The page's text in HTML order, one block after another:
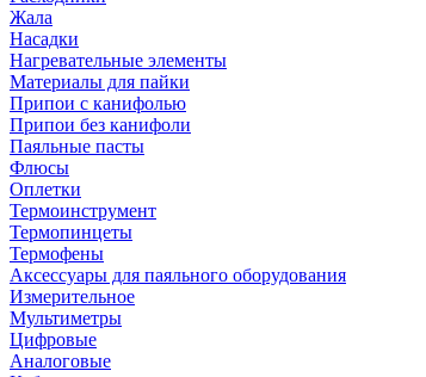
Жала
Насадки
Нагревательные элементы
Материалы для пайки
Припои с канифолью
Припои без канифоли
Паяльные пасты
Флюсы
Оплетки
Термоинструмент
Термопинцеты
Термофены
Аксессуары для паяльного оборудования
Измерительное
Мультиметры
Цифровые
Аналоговые